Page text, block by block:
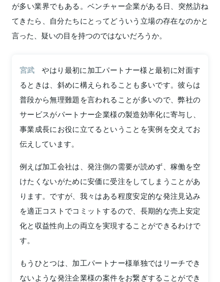
が多い業界でもある。ベンチャー企業がある日、突然訪ね
てきたら、自分たちにとってどういう立場の存在なのかと
言った、疑いの目を持つのではないだろうか。
宮武
やはり最初に加工パートナー様と最初に対面す
るときは、斜めに構えられることも多いです。彼らは
普段から無理難題を言われることが多いので、弊社の
サービスがパートナー企業様の製造効率化に寄与し、
事業成長にお役に立てるということを実例を交えてお
伝えしています。
例えば加工会社は、発注側の需要が読めず、稼働を空
けたくないがために安価に受注をしてしまうことがあ
ります。ですが、我々はある程度安定的な発注見込み
を適正コストでコミットするので、長期的な売上安定
化と収益性向上の両立を実現することができるわけで
す。
もうひとつは、加工パートナー様単独ではリーチでき
ないような発注企業様の案件をお繋ぎすることができ